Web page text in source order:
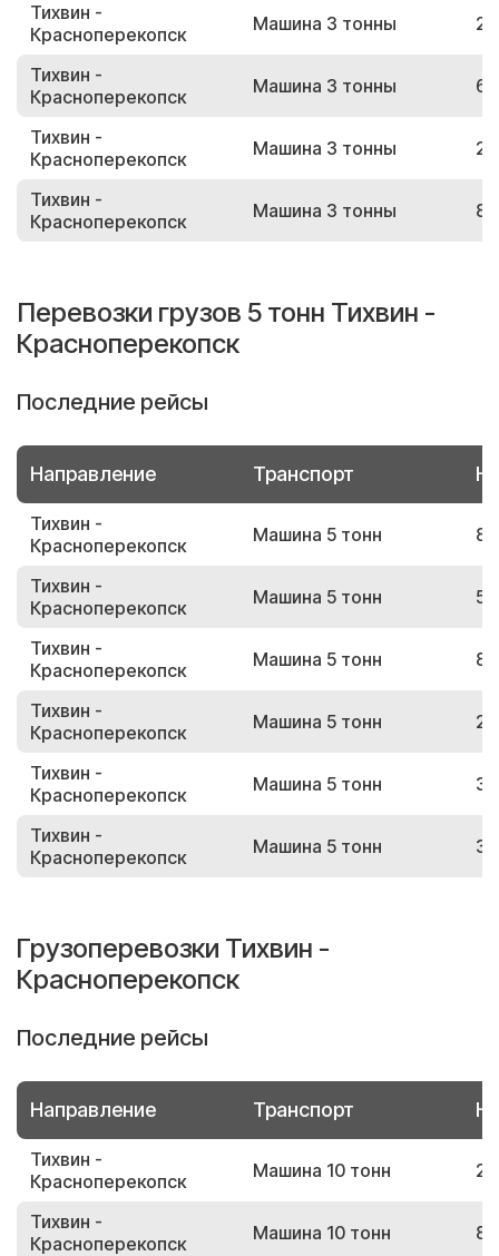
Тихвин -
Красноперекопск
Машина 3 тонны
Тихвин -
Красноперекопск
Машина 3 тонны
Тихвин -
Красноперекопск
Машина 3 тонны
Тихвин -
Красноперекопск
Машина 3 тонны
Перевозки грузов 5 тонн Тихвин -
Красноперекопск
Последние рейсы
Направление Транспорт
Тихвин -
Красноперекопск
Машина 5 тонн
Тихвин -
Красноперекопск
Машина 5 тонн
Тихвин -
Красноперекопск
Машина 5 тонн
Тихвин -
Красноперекопск
Машина 5 тонн
Тихвин -
Красноперекопск
Машина 5 тонн
Тихвин -
Красноперекопск
Машина 5 тонн
Грузоперевозки Тихвин -
Красноперекопск
Последние рейсы
Направление Транспорт
Тихвин -
Красноперекопск
Машина 10 тонн
Тихвин -
Красноперекопск
Машина 10 тонн